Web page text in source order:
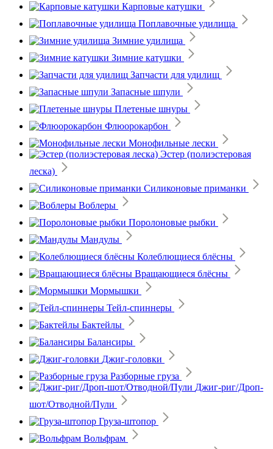
Карповые катушки
Поплавочные удилища
Зимние удилища
Зимние катушки
Запчасти для удилищ
Запасные шпули
Плетеные шнуры
Флюорокарбон
Монофильные лески
Эстер (полиэстеровая
леска)
Силиконовые приманки
Воблеры
Поролоновые рыбки
Мандулы
Колеблющиеся блёсны
Вращающиеся блёсны
Мормышки
Тейл-спиннеры
Бактейлы
Балансиры
Джиг-головки
Разборные груза
Джиг-риг/Дроп-
шот/Отводной/Пули
Груза-штопор
Вольфрам